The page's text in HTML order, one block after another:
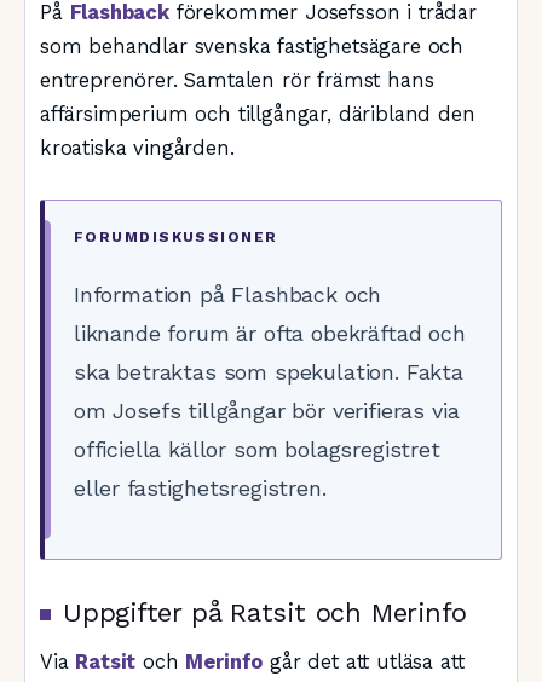
På Flashbackförekommer Josefsson i trådar
som behandlar svenska fastighetsägare och
entreprenörer. Samtalen rör främst hans
affärsimperium och tillgångar, däribland den
kroatiska vingården.
FORUMDISKUSSIONER
Information på Flashback och
liknande forum är ofta obekräftad och
ska betraktas som spekulation. Fakta
om Josefs tillgångar bör verifieras via
officiella källor som bolagsregistret
eller fastighetsregistren.
Uppgifter på Ratsit och Merinfo
Via Ratsit och Merinfo går det att utläsa att